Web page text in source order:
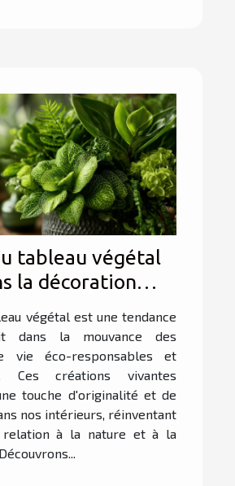
tableau végétal
la décoration
conseils de
et entretien
végétal est une tendance
dans la mouvance des
vie éco-responsables et
Ces créations vivantes
touche d'originalité et de
nos intérieurs, réinventant
à la nature et à la